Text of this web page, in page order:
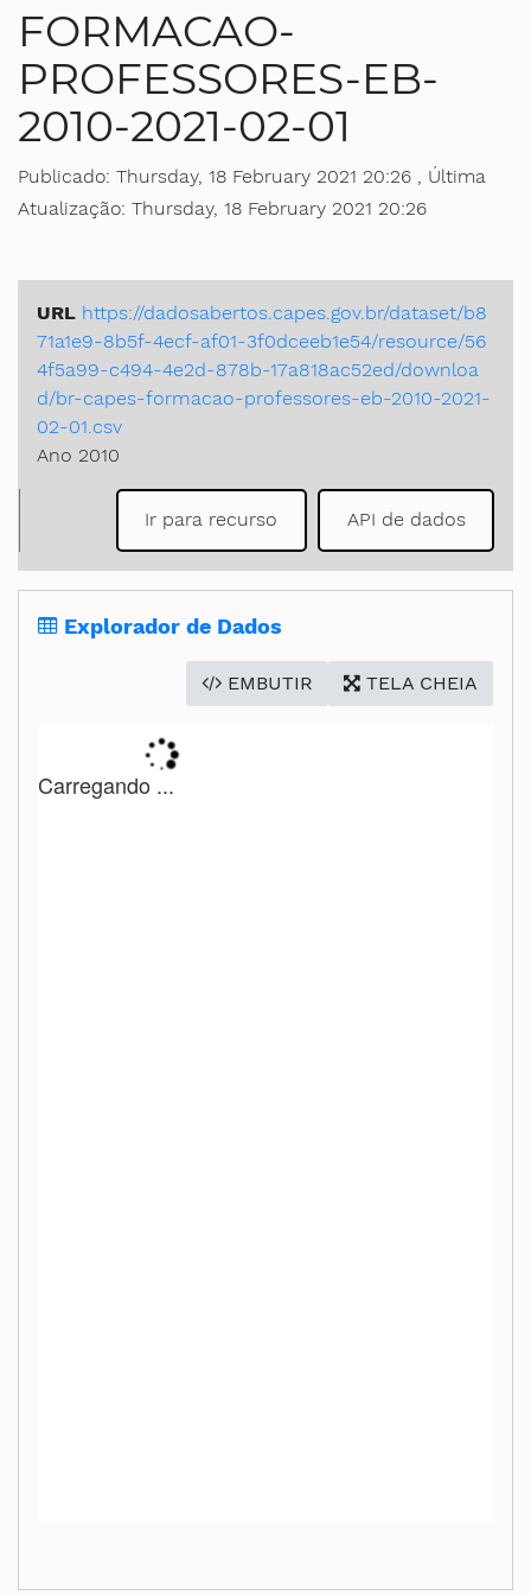
Ministério da Saúde
Ministério de Minas e Energia
Ministério do Meio Ambiente
Ministério do Desenvolvimento Regional
Gabinete de Segurança Institucional
Banco Central do Brasil
Planalto
FORMACAO-
PROFESSORES-EB-
2010-2021-02-01
Publicado: Thursday, 18 February 2021 20:26 , Última
Atualização: Thursday, 18 February 2021 20:26
URL https://dadosabertos.capes.gov.br/dataset/b8
71a1e9-8b5f-4ecf-af01-3f0dceeb1e54/resource/56
4f5a99-c494-4e2d-878b-17a818ac52ed/downloa
d/br-capes-formacao-professores-eb-2010-2021-
02-01.csv
Ano 2010
Ir para recurso API de dados
Explorador de Dados
TELA CHEIA
EMBUTIR